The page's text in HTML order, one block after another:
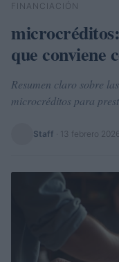
Buscar
FINANCIACIÓN
que conviene
Resumen claro sobre
microcréditos para
Staff 13 febrero 2026